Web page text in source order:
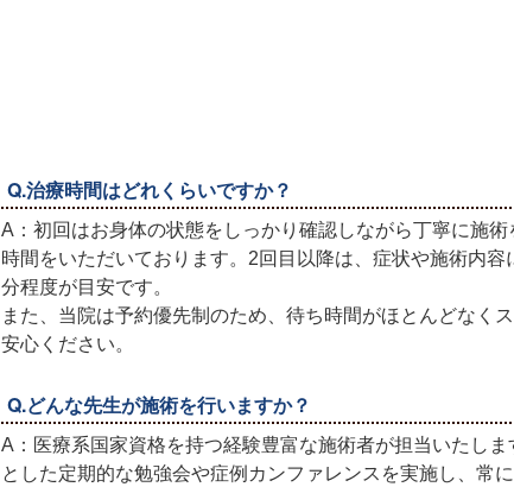
Q.治療時間はどれくらいですか？
A：初回はお身体の状態をしっかり確認しながら丁寧に施
時間をいただいております。2回目以降は、症状や施術内
分程度が目安です。
また、当院は予約優先制のため、待ち時間がほとんどなく
安心ください。
Q.どんな先生が施術を行いますか？
A：医療系国家資格を持つ経験豊富な施術者が担当いたし
とした定期的な勉強会や症例カンファレンスを実施し、常